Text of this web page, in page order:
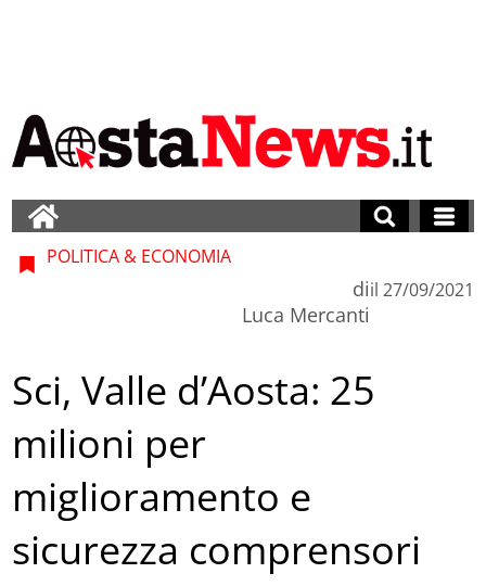
POLITICA & ECONOMIA
di
Luca Mercanti
il 27/09/2021
Sci, Valle d’Aosta: 25
milioni per
miglioramento e
sicurezza comprensori